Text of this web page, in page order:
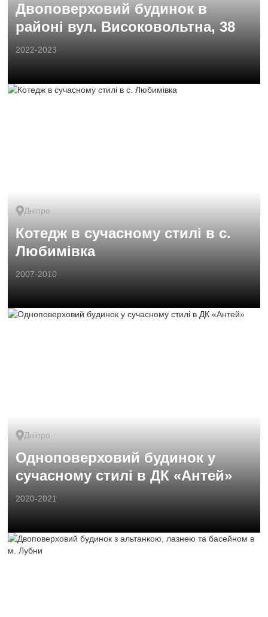
Двоповерховий будинок в
районі вул. Високовольтна, 38
2022-2023
Дніпро
Котедж в сучасному стилі в с.
Любимівка
2007-2010
Дніпро
Одноповерховий будинок у
сучасному стилі в ДК «Антей»
2020-2021